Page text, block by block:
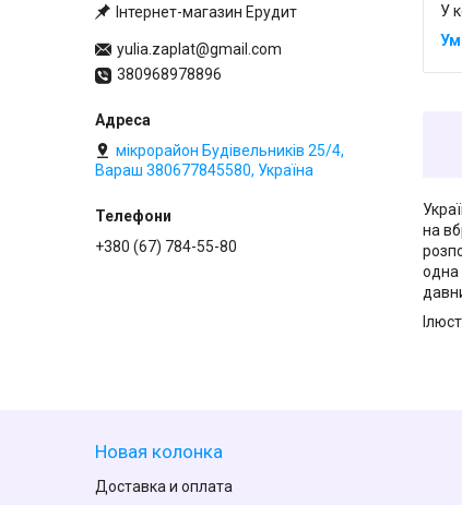
У
на
одна
Інтернет-магазин Ерудит
yulia.zaplat@gmail.com
380968978896
мікрорайон Будівельників 25/4,
Вараш 380677845580, Україна
+380 (67) 784-55-80
Новая колонка
Доставка и оплата